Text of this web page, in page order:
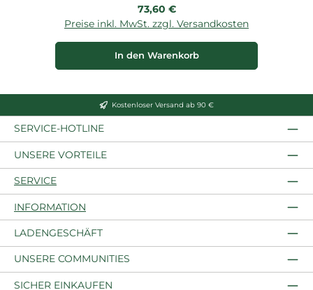
Regulärer Preis:
73,60 €
Preise inkl. MwSt. zzgl. Versandkosten
In den Warenkorb
Kostenloser Versand ab 90 €
SERVICE-HOTLINE
UNSERE VORTEILE
SERVICE
INFORMATION
LADENGESCHÄFT
UNSERE COMMUNITIES
SICHER EINKAUFEN